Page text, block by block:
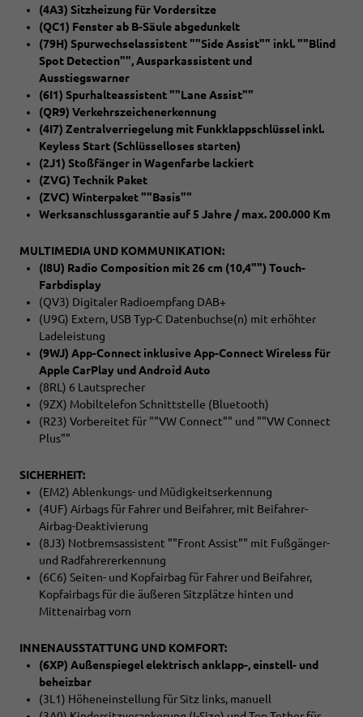
(4A3) Sitzheizung für Vordersitze
(QC1) Fenster ab B-Säule abgedunkelt
(79H) Spurwechselassistent ""Side Assist"" inkl. ""Blind
Spot Detection"", Ausparkassistent und
Ausstiegswarner
(6I1) Spurhalteassistent ""Lane Assist""
(QR9) Verkehrszeichenerkennung
(4I7) Zentralverriegelung mit Funkklappschlüssel inkl.
Keyless Start (Schlüsselloses starten)
(2J1) Stoßfänger in Wagenfarbe lackiert
(ZVG) Technik Paket
(ZVC) Winterpaket ""Basis""
Werksanschlussgarantie auf 5 Jahre / max. 200.000 Km
MULTIMEDIA UND KOMMUNIKATION:
(I8U) Radio Composition mit 26 cm (10,4"") Touch-
Farbdisplay
(QV3) Digitaler Radioempfang DAB+
(U9G) Extern, USB Typ-C Datenbuchse(n) mit erhöhter
Ladeleistung
(9WJ) App-Connect inklusive App-Connect Wireless für
Apple CarPlay und Android Auto
(8RL) 6 Lautsprecher
(9ZX) Mobiltelefon Schnittstelle (Bluetooth)
(R23) Vorbereitet für ""VW Connect"" und ""VW Connect
Plus""
SICHERHEIT:
(EM2) Ablenkungs- und Müdigkeitserkennung
(4UF) Airbags für Fahrer und Beifahrer, mit Beifahrer-
Airbag-Deaktivierung
(8J3) Notbremsassistent ""Front Assist"" mit Fußgänger-
und Radfahrererkennung
(6C6) Seiten- und Kopfairbag für Fahrer und Beifahrer,
Kopfairbags für die äußeren Sitzplätze hinten und
Mittenairbag vorn
INNENAUSSTATTUNG UND KOMFORT:
(6XP) Außenspiegel elektrisch anklapp-, einstell- und
beheizbar
(3L1) Höheneinstellung für Sitz links, manuell